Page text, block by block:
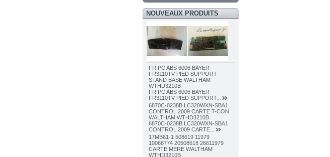
NOUVEAUX PRODUITS
FR PC ABS 6006 BAYER
FR3110TV PIED SUPPORT
STAND BASE WALTHAM
WTHD3210B
FR PC ABS 6006 BAYER
FR3110TV PIED SUPPORT...
6870C-0238B LC320WXN-SBA1
CONTROL 2009 CARTE T-CON
WALTHAM WTHD3210B
6870C-0238B LC320WXN-SBA1
CONTROL 2009 CARTE...
17MB61-1 508619 11979
10068774 20508618 26611979
CARTE MERE WALTHAM
WTHD3210B